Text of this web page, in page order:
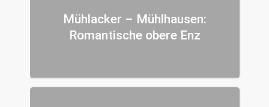
Mühlacker – Mühlhausen:
Romantische obere Enz